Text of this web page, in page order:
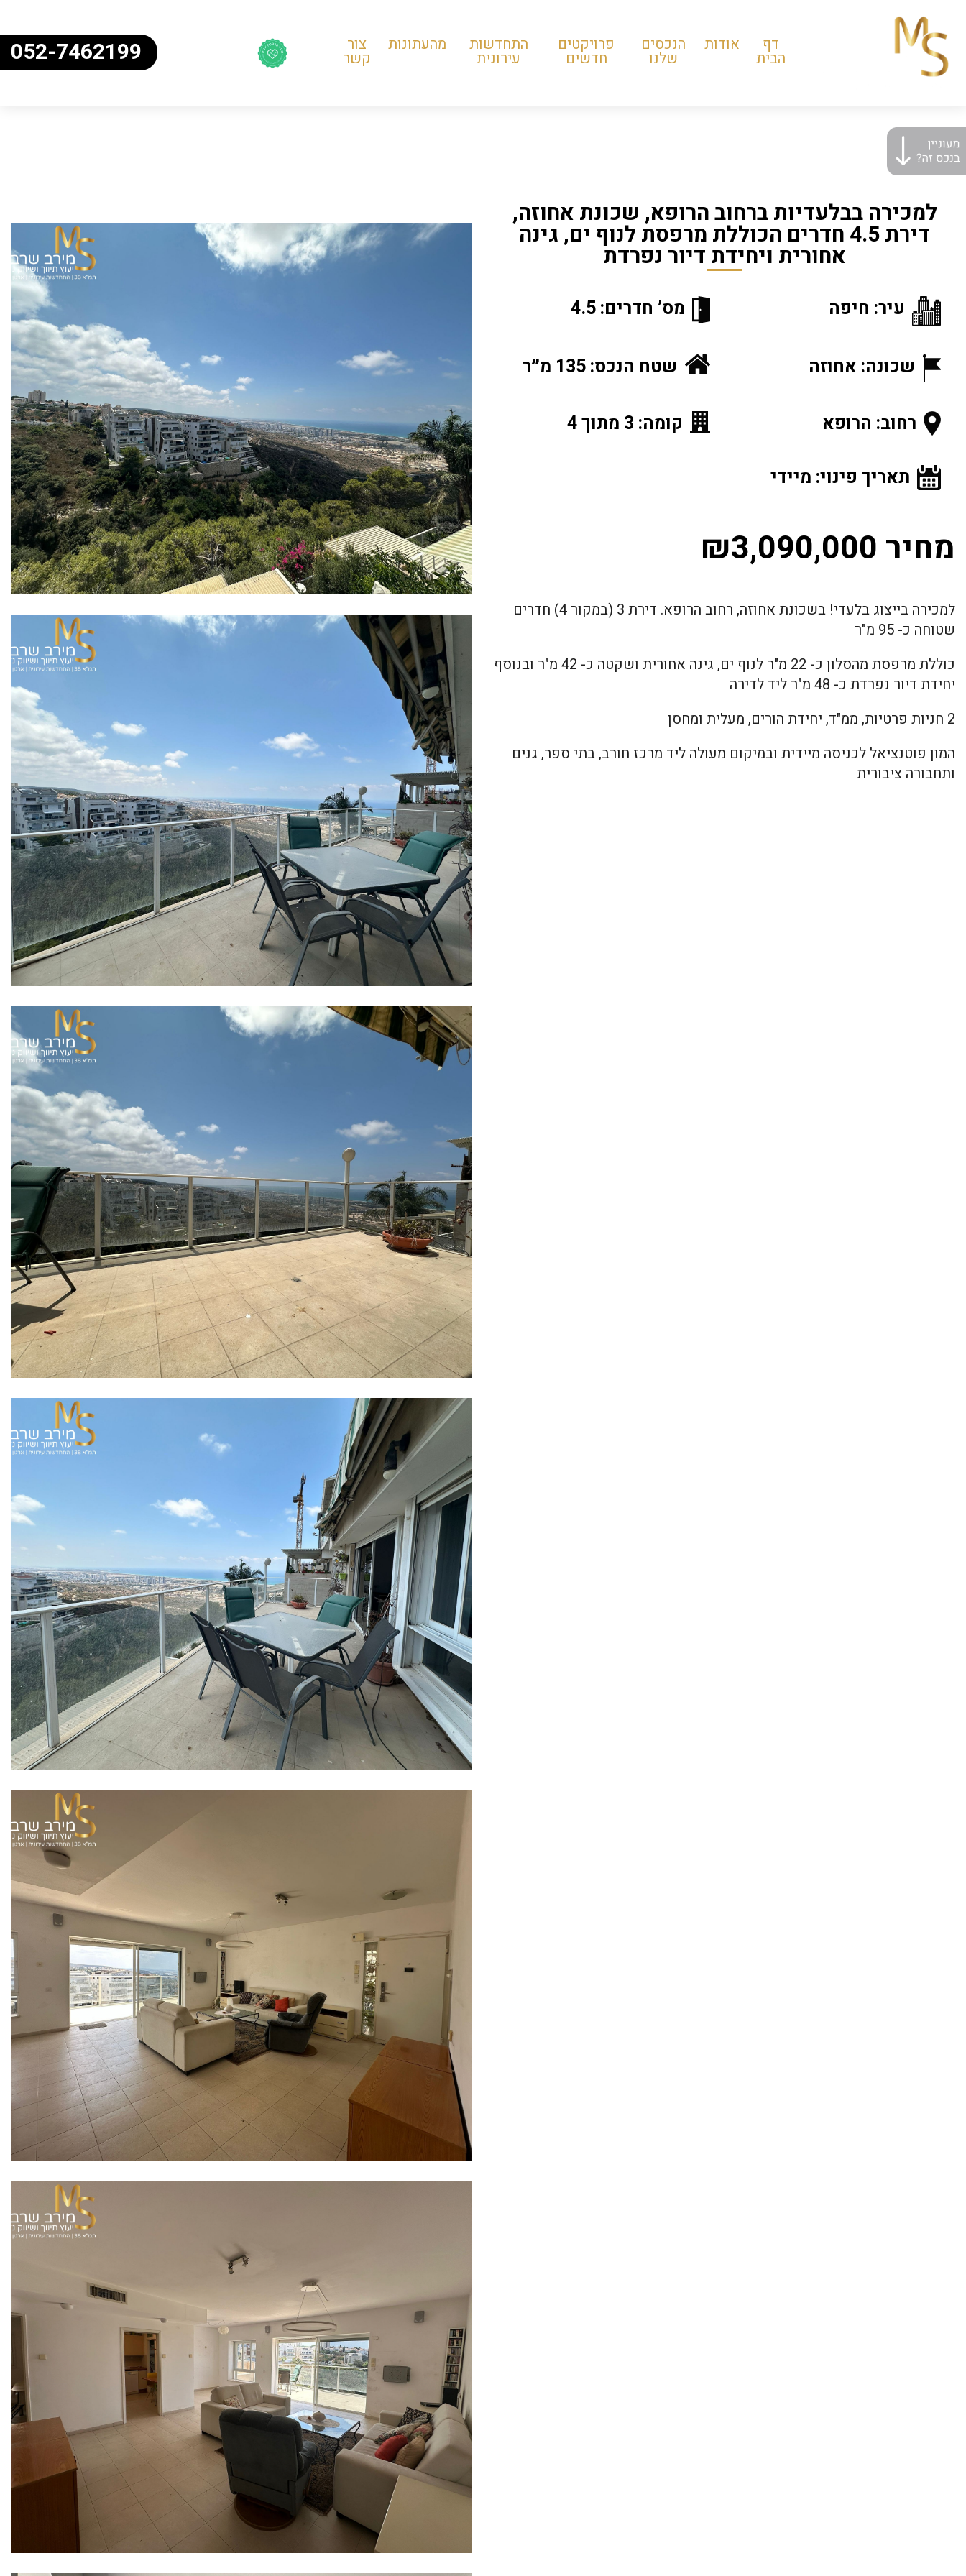
דף
הבית
אודות הנכסים
שלנו
פרויקטים
חדשים
התחדשות
עירונית
מהעתונות צור
קשר 052-7462199
למכירה בבלעדיות ברחוב הרופא, שכונת אחוזה,
דירת 4.5 חדרים הכוללת מרפסת לנוף ים, גינה
אחורית ויחידת דיור נפרדת
עיר: חיפה מס’ חדרים: 4.5
שכונה: אחוזה שטח הנכס: 135 מ״ר
רחוב: הרופא קומה: 3 מתוך 4
תאריך פינוי: מיידי
מחיר ₪3,090,000
למכירה בייצוג בלעדי! בשכונת אחוזה, רחוב הרופא. דירת 3 (במקור 4) חדרים
שטוחה כ- 95 מ"ר
כוללת מרפסת מהסלון כ- 22 מ"ר לנוף ים, גינה אחורית ושקטה כ- 42 מ"ר ובנוסף
יחידת דיור נפרדת כ- 48 מ"ר ליד לדירה
2 חניות פרטיות, ממ"ד, יחידת הורים, מעלית ומחסן
המון פוטנציאל לכניסה מיידית ובמיקום מעולה ליד מרכז חורב, בתי ספר, גנים
ותחבורה ציבורית